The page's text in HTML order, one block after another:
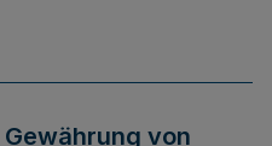
von